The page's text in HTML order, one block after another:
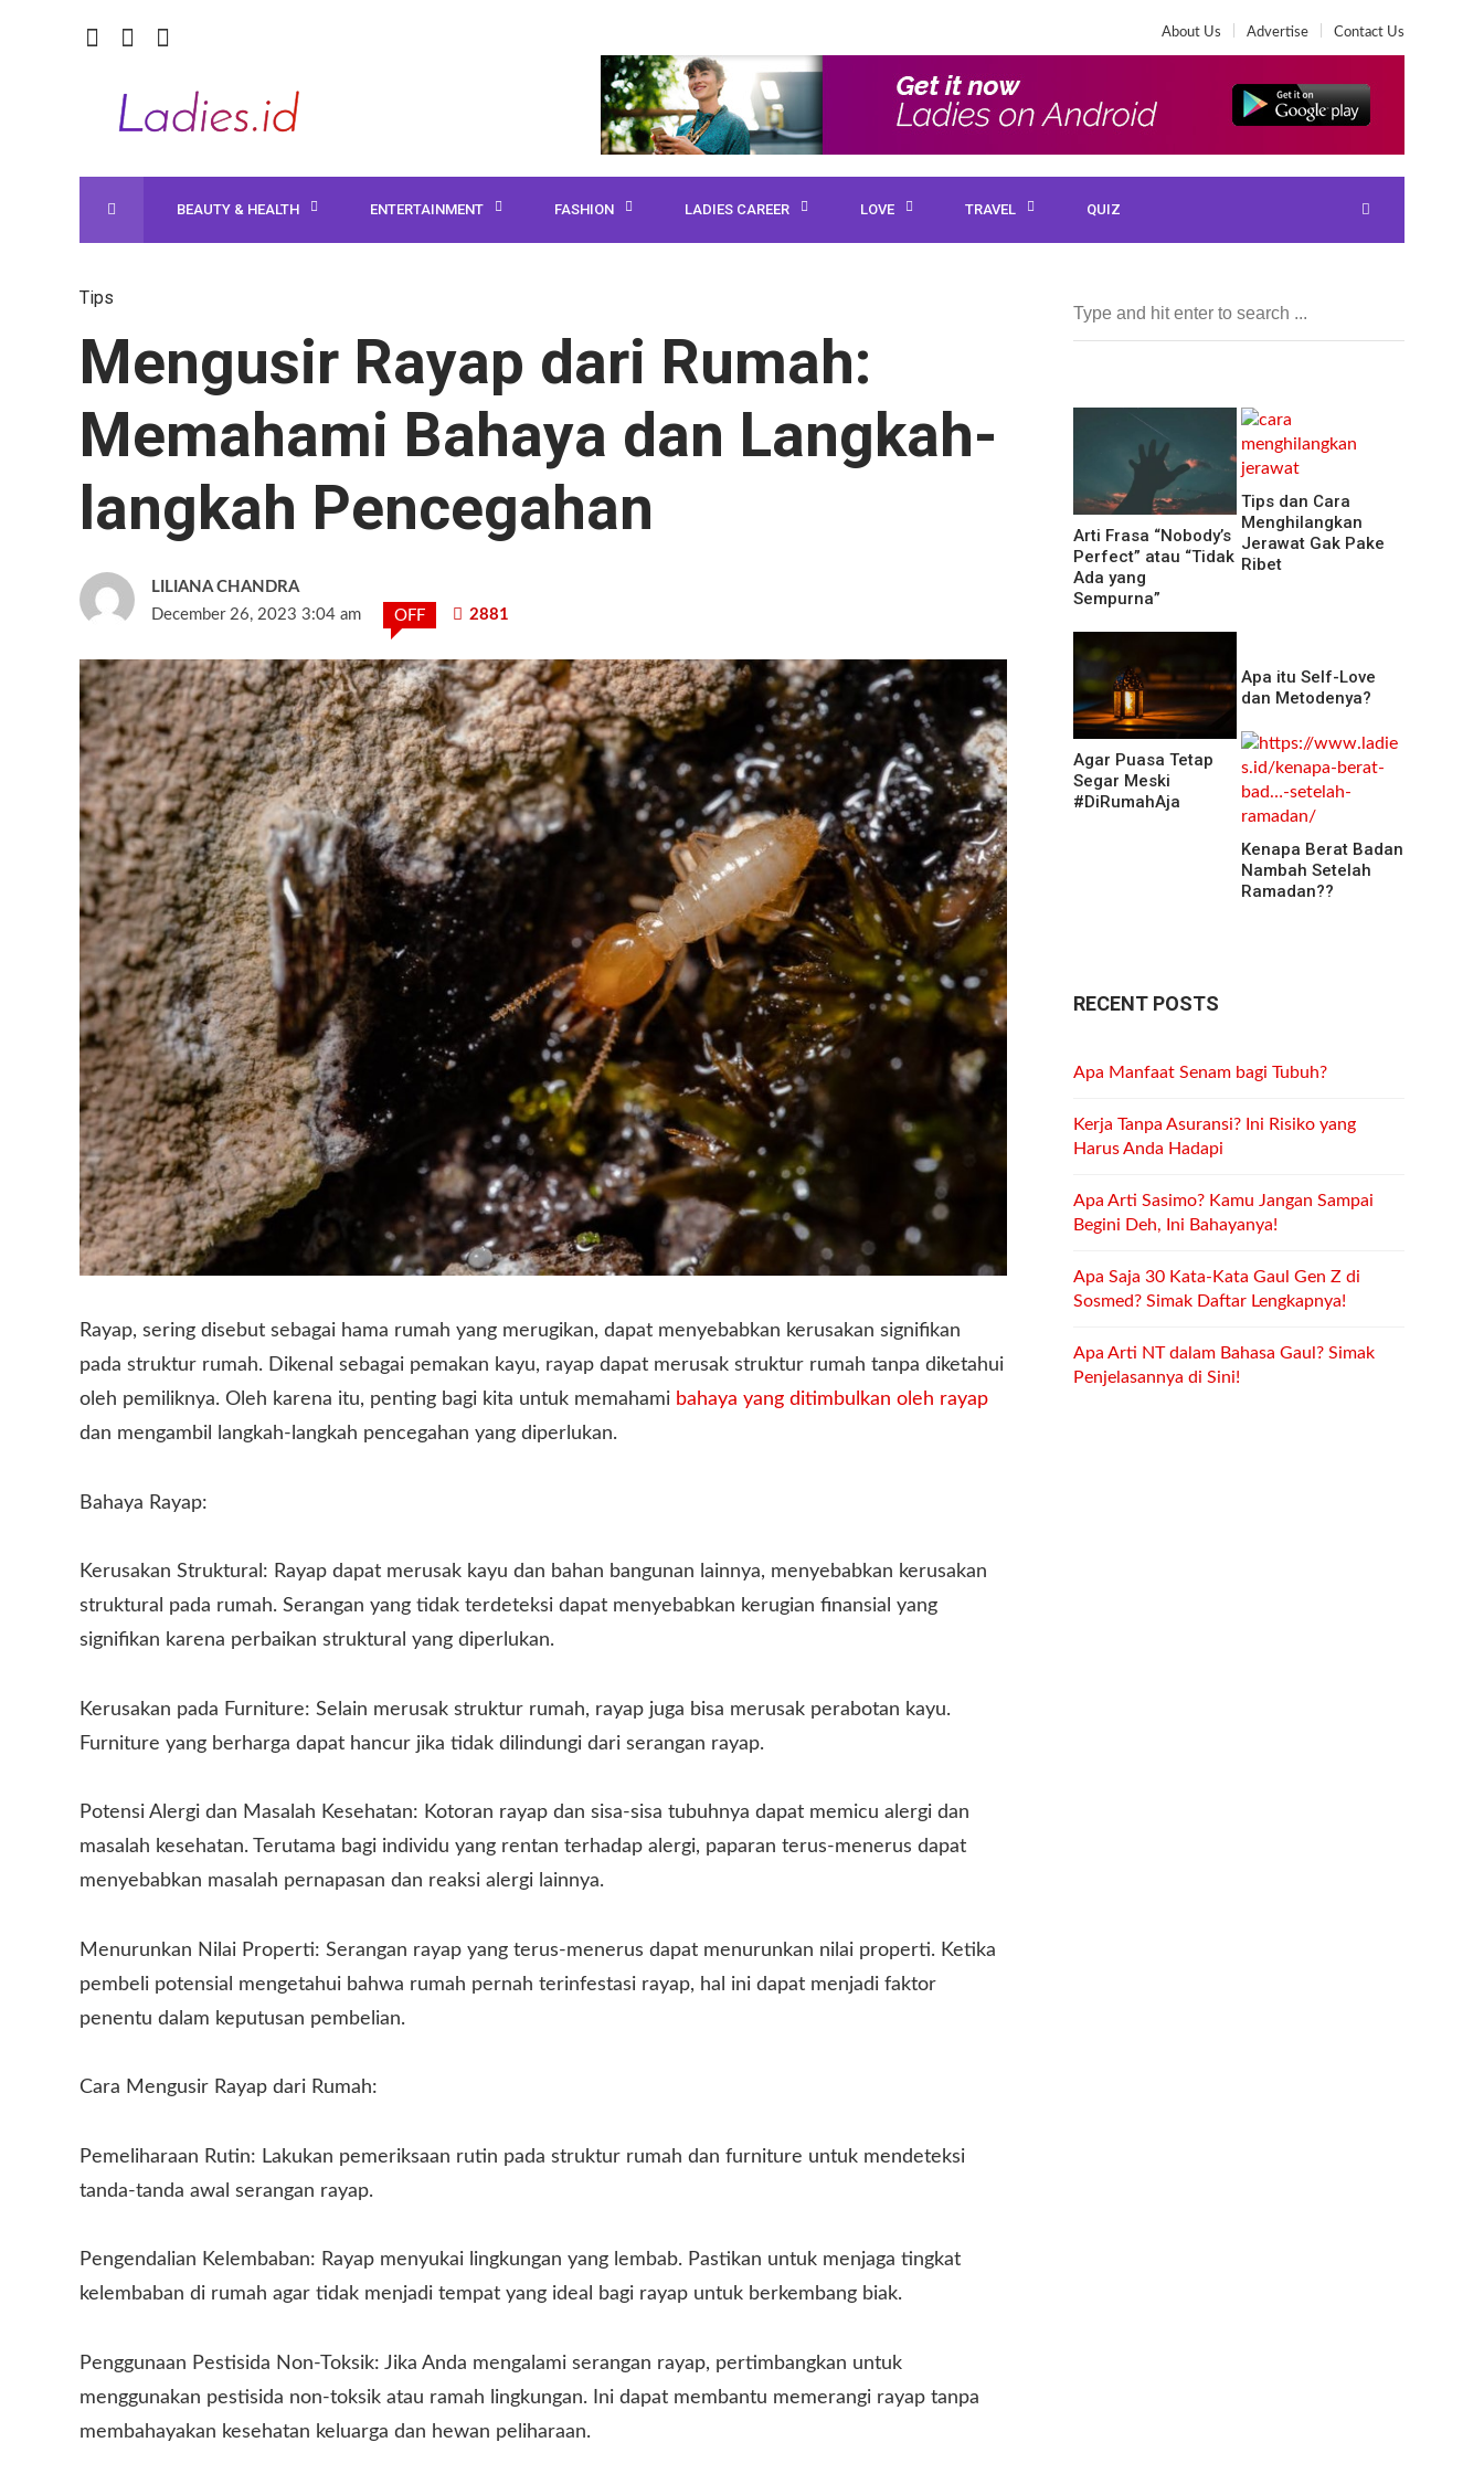
About Us Advertise Contact Us
BEAUTY & HEALTH ENTERTAINMENT FASHION LADIES CAREER LOVE TRAVEL QUIZ
Tips
Mengusir Rayap dari Rumah:
Memahami Bahaya dan Langkah-
langkah Pencegahan
LILIANA CHANDRA
December 26, 2023 3:04 am
OFF 2881
Rayap, sering disebut sebagai hama rumah yang merugikan, dapat menyebabkan kerusakan signifikan
pada struktur rumah. Dikenal sebagai pemakan kayu, rayap dapat merusak struktur rumah tanpa diketahui
oleh pemiliknya. Oleh karena itu, penting bagi kita untuk memahami bahaya yang ditimbulkan oleh rayap
dan mengambil langkah-langkah pencegahan yang diperlukan.
Bahaya Rayap:
Kerusakan Struktural: Rayap dapat merusak kayu dan bahan bangunan lainnya, menyebabkan kerusakan
struktural pada rumah. Serangan yang tidak terdeteksi dapat menyebabkan kerugian finansial yang
signifikan karena perbaikan struktural yang diperlukan.
Kerusakan pada Furniture: Selain merusak struktur rumah, rayap juga bisa merusak perabotan kayu.
Furniture yang berharga dapat hancur jika tidak dilindungi dari serangan rayap.
Potensi Alergi dan Masalah Kesehatan: Kotoran rayap dan sisa-sisa tubuhnya dapat memicu alergi dan
masalah kesehatan. Terutama bagi individu yang rentan terhadap alergi, paparan terus-menerus dapat
menyebabkan masalah pernapasan dan reaksi alergi lainnya.
Menurunkan Nilai Properti: Serangan rayap yang terus-menerus dapat menurunkan nilai properti. Ketika
pembeli potensial mengetahui bahwa rumah pernah terinfestasi rayap, hal ini dapat menjadi faktor
penentu dalam keputusan pembelian.
Cara Mengusir Rayap dari Rumah:
Pemeliharaan Rutin: Lakukan pemeriksaan rutin pada struktur rumah dan furniture untuk mendeteksi
tanda-tanda awal serangan rayap.
Pengendalian Kelembaban: Rayap menyukai lingkungan yang lembab. Pastikan untuk menjaga tingkat
kelembaban di rumah agar tidak menjadi tempat yang ideal bagi rayap untuk berkembang biak.
Penggunaan Pestisida Non-Toksik: Jika Anda mengalami serangan rayap, pertimbangkan untuk
menggunakan pestisida non-toksik atau ramah lingkungan. Ini dapat membantu memerangi rayap tanpa
membahayakan kesehatan keluarga dan hewan peliharaan.
Arti Frasa “Nobody’s
Perfect” atau “Tidak
Ada yang
Sempurna”
Tips dan Cara
Menghilangkan
Jerawat Gak Pake
Ribet
Agar Puasa Tetap
Segar Meski
#DiRumahAja
Apa itu Self-Love
dan Metodenya?
Kenapa Berat Badan
Nambah Setelah
Ramadan??
RECENT POSTS
Apa Manfaat Senam bagi Tubuh?
Kerja Tanpa Asuransi? Ini Risiko yang
Harus Anda Hadapi
Apa Arti Sasimo? Kamu Jangan Sampai
Begini Deh, Ini Bahayanya!
Apa Saja 30 Kata-Kata Gaul Gen Z di
Sosmed? Simak Daftar Lengkapnya!
Apa Arti NT dalam Bahasa Gaul? Simak
Penjelasannya di Sini!